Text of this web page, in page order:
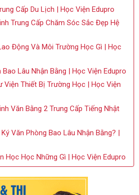
Cấp Du Lịch | Học Viện Edupro
Trung Cấp Chăm Sóc Sắc Đẹp Hệ
Động Và Môi Trường Học Gì | Học
Lâu Nhận Bằng | Học Viện Edupro
Viện Thiết Bị Trường Học | Học Viện
Văn Bằng 2 Trung Cấp Tiếng Nhật
Văn Phòng Bao Lâu Nhận Bằng? |
Học Học Những Gì | Học Viện Edupro